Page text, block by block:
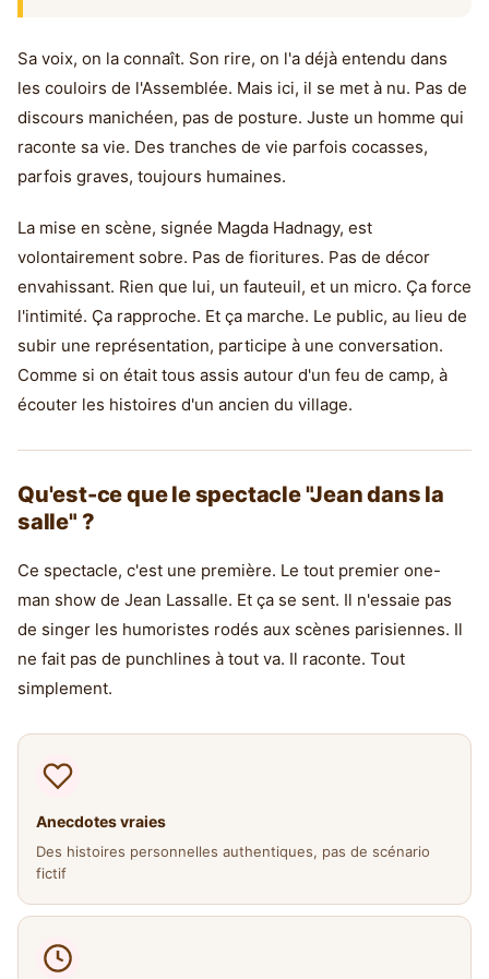
Sa voix, on la connaît. Son rire, on l'a déjà entendu dans
les couloirs de l'Assemblée. Mais ici, il se met à nu. Pas de
discours manichéen, pas de posture. Juste un homme qui
raconte sa vie. Des tranches de vie parfois cocasses,
parfois graves, toujours humaines.
La mise en scène, signée Magda Hadnagy, est
volontairement sobre. Pas de fioritures. Pas de décor
envahissant. Rien que lui, un fauteuil, et un micro. Ça force
l'intimité. Ça rapproche. Et ça marche. Le public, au lieu de
subir une représentation, participe à une conversation.
Comme si on était tous assis autour d'un feu de camp, à
écouter les histoires d'un ancien du village.
Qu'est-ce que le spectacle "Jean dans la
salle" ?
Ce spectacle, c'est une première. Le tout premier one-
man show de Jean Lassalle. Et ça se sent. Il n'essaie pas
de singer les humoristes rodés aux scènes parisiennes. Il
ne fait pas de punchlines à tout va. Il raconte. Tout
simplement.
Anecdotes vraies
Des histoires personnelles authentiques, pas de scénario
fictif